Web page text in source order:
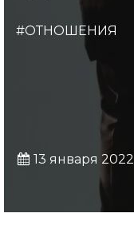
#ОТНОШЕНИЯ
13 января 2022